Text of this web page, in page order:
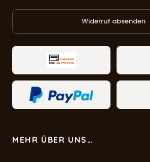
Widerruf absenden
MEHR ÜBER UNS…